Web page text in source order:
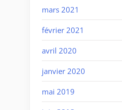
mars 2021
février 2021
avril 2020
janvier 2020
mai 2019